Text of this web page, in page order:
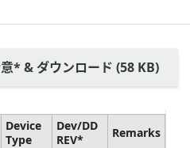
* & ダウンロード (58 KB)
Device
Type
Dev/DD
REV*
Remarks